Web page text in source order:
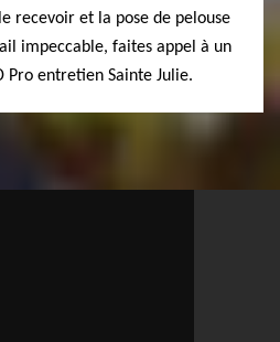
recevoir et la pose de pelouse
impeccable, faites appel à un
Pro entretien Sainte Julie.